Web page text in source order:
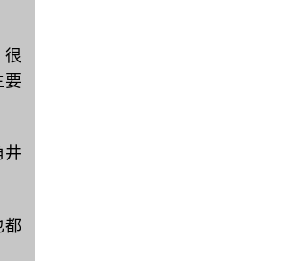
很
要
井
都